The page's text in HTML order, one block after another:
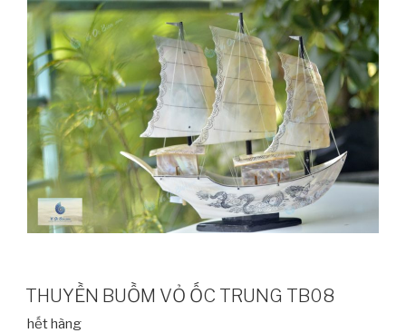
THUYỀN BUỒM VỎ ỐC TRUNG TB08
hết hàng